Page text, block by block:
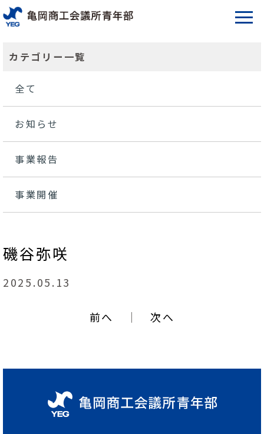
カテゴリー一覧
全て
お知らせ
事業報告
事業開催
磯谷弥咲
2025.05.13
前へ ｜次へ